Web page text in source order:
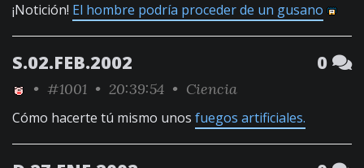
¡Notición! El hombre podría proceder de un gusano
S.02.FEB.2002 0
• #1001 • 20:39:54 • Ciencia
Cómo hacerte tú mismo unos fuegos artificiales.